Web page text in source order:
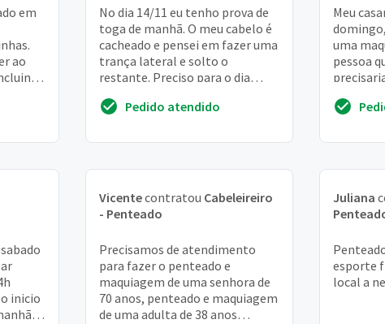
em
ao
No dia 14/11 eu tenho prova de
toga de manhã. O meu cabelo é
cacheado e pensei em fazer uma
trança lateral e solto o
restante. Preciso para o dia
Pedido atendido
Meu
uma
pessoa
minha
inicio
Vicentecontratou Cabeleireiro
- Penteado
Precisamos de atendimento
para fazer o penteado e
maquiagem de uma senhora de
70 anos, penteado e maquiagem
de uma adulta de 38 anos
Juliana
esporte
local a